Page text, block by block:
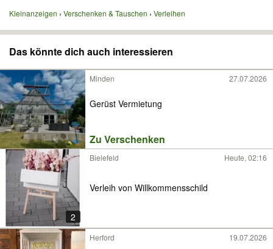
Kleinanzeigen Verschenken & Tauschen Verleihen
Das könnte dich auch interessieren
Minden 27.07.2026
Gerüst Vermietung
Zu Verschenken
2
Bielefeld Heute, 02:16
Verleih von Willkommensschild
Herford 19.07.2026